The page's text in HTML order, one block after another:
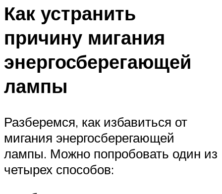
Как устранить
причину мигания
энергосберегающей
лампы
Разберемся, как избавиться от
мигания энергосберегающей
лампы. Можно попробовать один из
четырех способов: